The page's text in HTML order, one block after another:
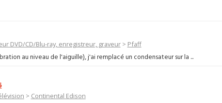
DVD/CD/Blu-ray, enregistreur, graveur> Pfaff
au niveau de l'aiguille), j'ai remplacé un condensateur sur la ...
> Continental Edison